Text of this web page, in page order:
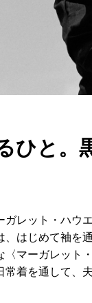
ひと。
レット・ハウ
はじめて袖を
マーガレット
着を通して、